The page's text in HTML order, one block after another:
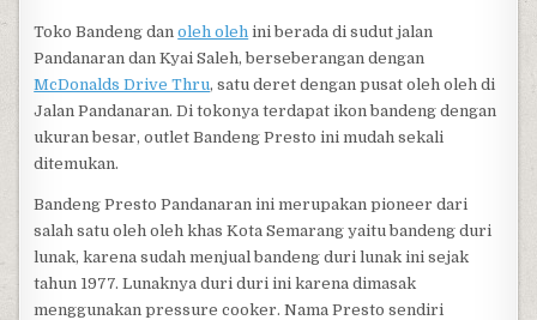
Toko Bandeng danoleh oleh ini berada di sudut jalan
Pandanaran dan Kyai Saleh, berseberangan dengan
McDonalds Drive Thru, satu deret dengan pusat oleh oleh di
Jalan Pandanaran. Di tokonya terdapat ikon bandeng dengan
ukuran besar, outlet Bandeng Presto ini mudah sekali
ditemukan.
Bandeng Presto Pandanaran ini merupakan pioneer dari
salah satu oleh oleh khas Kota Semarang yaitu bandeng duri
lunak, karena sudah menjual bandeng duri lunak ini sejak
tahun 1977. Lunaknya duri duri ini karena dimasak
menggunakan pressure cooker. Nama Presto sendiri